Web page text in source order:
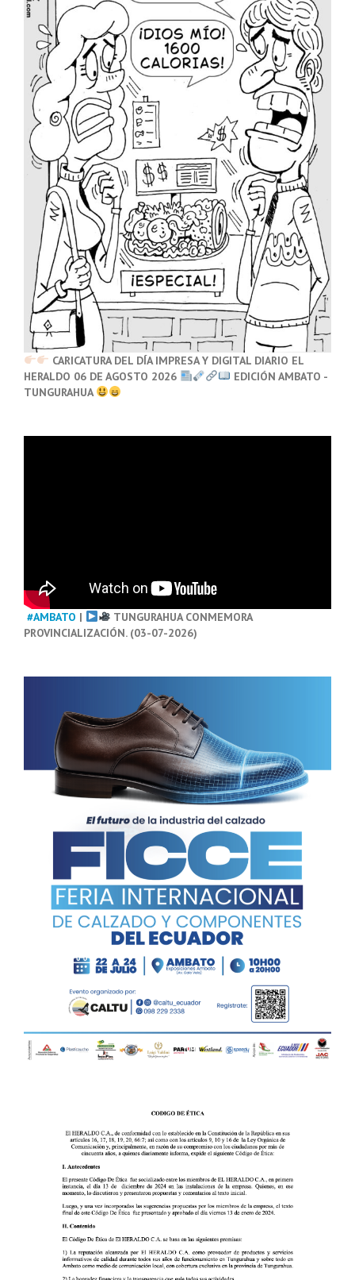
CARICATURA DEL DÍA IMPRESA Y DIGITAL DIARIO EL
HERALDO 06 DE AGOSTO 2026
EDICIÓN AMBATO -
TUNGURAHUA
#AMBATO |
TUNGURAHUA CONMEMORA
PROVINCIALIZACIÓN. (03-07-2026)